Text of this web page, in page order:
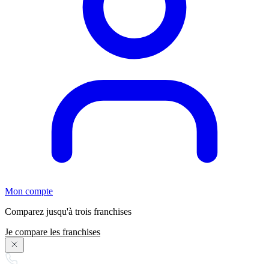
Mon compte
Comparez jusqu'à trois franchises
Je compare les franchises